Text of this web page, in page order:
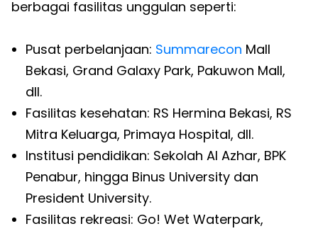
berbagai fasilitas unggulan seperti:
Pusat perbelanjaan: Summarecon Mall
Bekasi, Grand Galaxy Park, Pakuwon Mall,
dll.
Fasilitas kesehatan: RS Hermina Bekasi, RS
Mitra Keluarga, Primaya Hospital, dll.
Institusi pendidikan: Sekolah Al Azhar, BPK
Penabur, hingga Binus University dan
President University.
Fasilitas rekreasi: Go! Wet Waterpark,